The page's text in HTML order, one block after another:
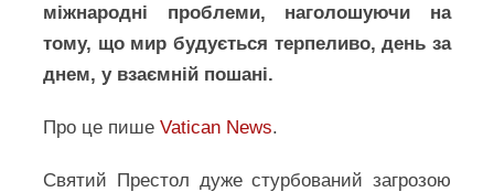
міжнародні проблеми, наголошуючи на
тому, що мир будується терпеливо, день за
днем, у взаємній пошані.
Про це пишеVatican News.
Святий Престол дуже стурбований загрозою